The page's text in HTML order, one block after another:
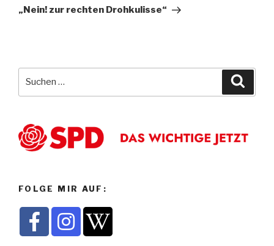
Beitrag
„Nein! zur rechten Drohkulisse“
FOLGE MIR AUF: